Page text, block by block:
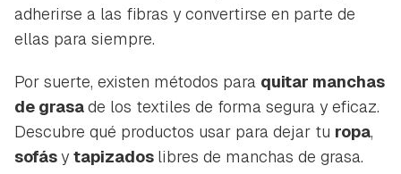
adherirse a las fibras y convertirse en parte de
ellas para siempre.
Por suerte, existen métodos para quitar manchas
de grasade los textiles de forma segura y eficaz.
Descubre qué productos usar para dejar tu ropa,
sofásy tapizados libres de manchas de grasa.